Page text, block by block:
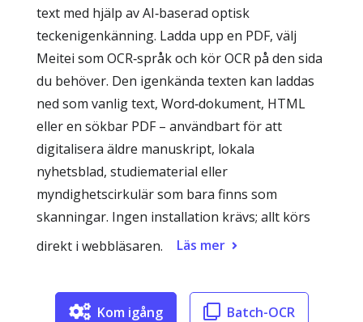
text med hjälp av AI‑baserad optisk
teckenigenkänning. Ladda upp en PDF, välj
Meitei som OCR‑språk och kör OCR på den sida
du behöver. Den igenkända texten kan laddas
ned som vanlig text, Word‑dokument, HTML
eller en sökbar PDF – användbart för att
digitalisera äldre manuskript, lokala
nyhetsblad, studiematerial eller
myndighetscirkulär som bara finns som
skanningar. Ingen installation krävs; allt körs
direkt i webbläsaren.
Läs mer
Kom igång Batch-OCR